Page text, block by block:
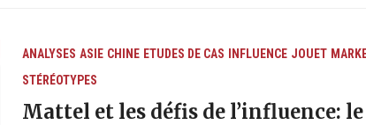
ANALYSES ASIE CHINE ETUDES DE CAS INFLUENCE JOUET
STÉRÉOTYPES
Mattel et les défis de l’influence: le